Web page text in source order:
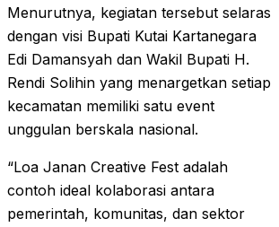
Menurutnya, kegiatan tersebut selaras
dengan visi Bupati Kutai Kartanegara
Edi Damansyah dan Wakil Bupati H.
Rendi Solihin yang menargetkan setiap
kecamatan memiliki satu event
unggulan berskala nasional.
“Loa Janan Creative Fest adalah
contoh ideal kolaborasi antara
pemerintah, komunitas, dan sektor